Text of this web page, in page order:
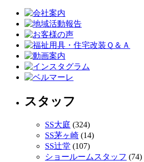
スタッフ
SS大庭 (324)
SS茅ヶ崎 (14)
SS辻堂 (107)
ショールームスタッフ (74)